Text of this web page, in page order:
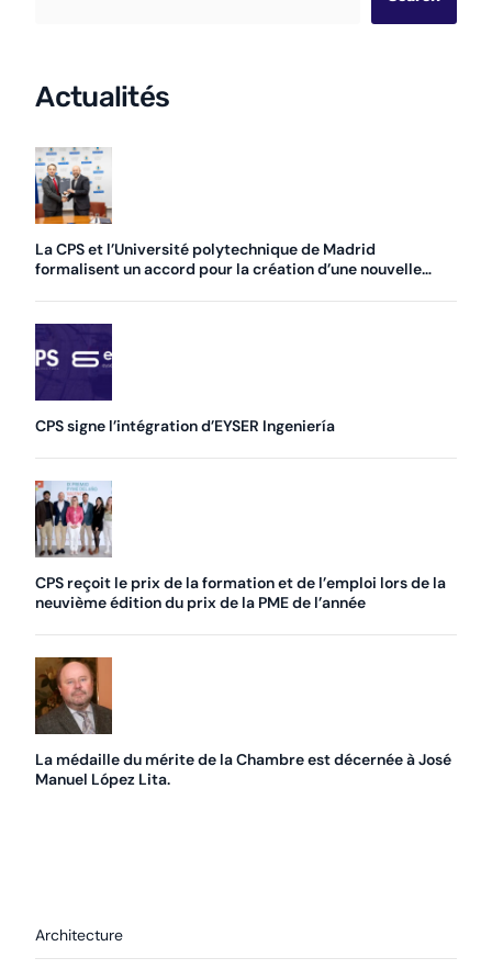
Actualités
La CPS et l’Université polytechnique de Madrid
formalisent un accord pour la création d’une nouvelle
CPS signe l’intégration d’EYSER Ingeniería
CPS reçoit le prix de la formation et de l’emploi lors de la
neuvième édition du prix de la PME de l’année
La médaille du mérite de la Chambre est décernée à José
Manuel López Lita.
Architecture